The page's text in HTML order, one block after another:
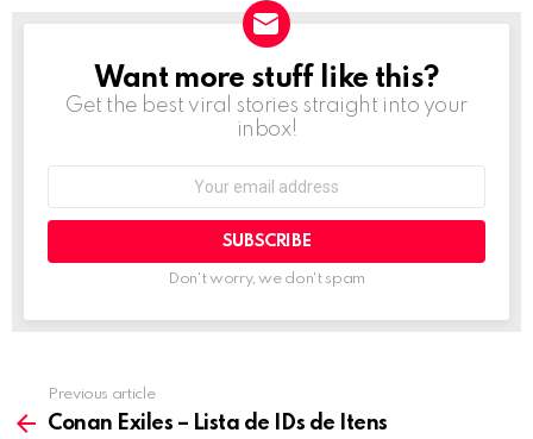
NEWSLETTER
Want more stuff like this?
Get the best viral stories straight into your
inbox!
Don't worry, we don't spam
more
Previous article
Conan Exiles – Lista de IDs de Itens